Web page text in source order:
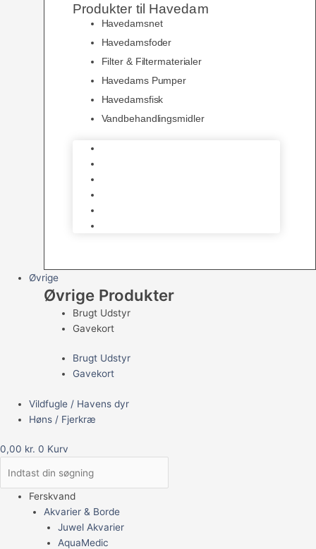
Produkter til Havedam
Havedamsnet
Havedamsfoder
Filter & Filtermaterialer
Havedams Pumper
Havedamsfisk
Vandbehandlingsmidler
Øvrige
Øvrige Produkter
Brugt Udstyr
Gavekort
Brugt Udstyr
Gavekort
Vildfugle / Havens dyr
Høns / Fjerkræ
0,00 kr. 0 Kurv
Ferskvand
Akvarier & Borde
Juwel Akvarier
AquaMedic